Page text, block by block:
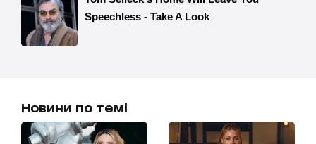
Новини по темі